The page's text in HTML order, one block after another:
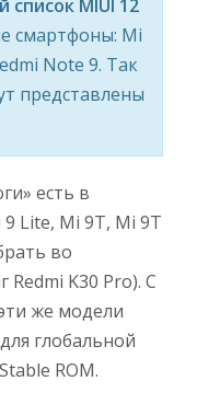
MIUI 12
смартфоны: Mi
Note 9. Так
представлены
есть в
Lite, Mi 9T, Mi 9T
во
K30 Pro). С
же модели
глобальной
ROM.